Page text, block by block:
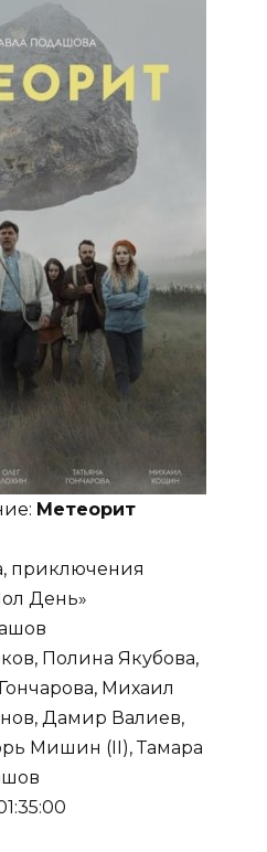
Метеорит
приключения
День»
Полина Якубова,
Михаил
Дамир Валиев,
Мишин (II), Тамара